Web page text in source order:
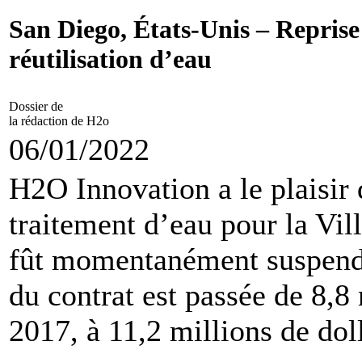
San Diego, États-Unis –
réutilisation d’eau
Dossier de
la rédaction de H2o
06/01/2022
H2O Innovation a le plaisir
traitement d’eau pour la
fût momentanément
du contrat est passée de
2017, à 11,2 millions de